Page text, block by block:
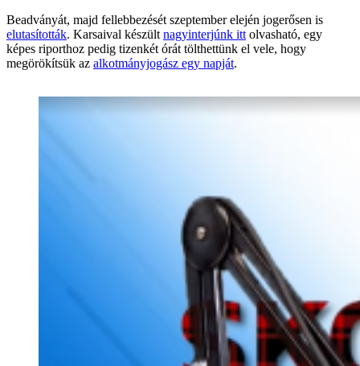
Beadványát, majd fellebbezését szeptember elején jogerősen is
elutasították. Karsaival készült nagyinterjúnk itt olvasható, egy
képes riporthoz pedig tizenkét órát tölthettünk el vele, hogy
megörökítsük az alkotmányjogász egy napját.